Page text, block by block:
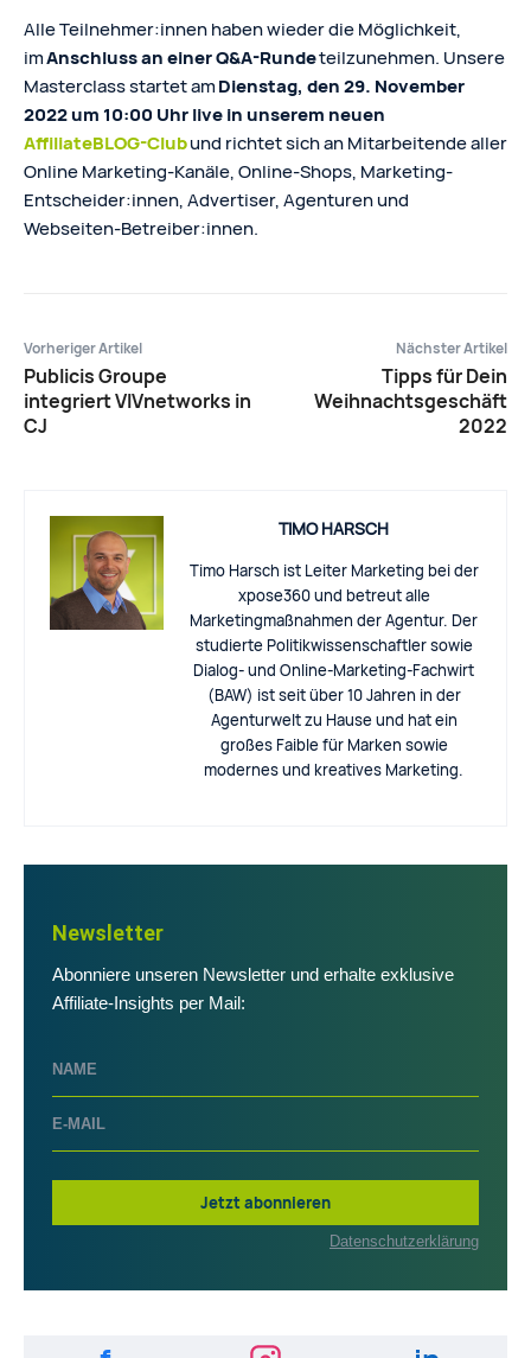
Alle Teilnehmer:innen haben wieder die Möglichkeit,
imAnschluss an einer Q&A-Rundeteilzunehmen. Unsere
Masterclass startet amDienstag, den 29. November
2022 um 10:00 Uhr live in unserem neuen
AffiliateBLOG-Clubund richtet sich an Mitarbeitende aller
Online Marketing-Kanäle, Online-Shops, Marketing-
Entscheider:innen, Advertiser, Agenturen und
Webseiten-Betreiber:innen.
Vorheriger Artikel
Publicis Groupe
integriert VIVnetworks in
CJ
Nächster Artikel
Tipps für Dein
Weihnachtsgeschäft
2022
TIMO HARSCH
Timo Harsch ist Leiter Marketing bei der
xpose360 und betreut alle
Marketingmaßnahmen der Agentur. Der
studierte Politikwissenschaftler sowie
Dialog- und Online-Marketing-Fachwirt
(BAW) ist seit über 10 Jahren in der
Agenturwelt zu Hause und hat ein
großes Faible für Marken sowie
modernes und kreatives Marketing.
Newsletter
Abonniere unseren Newsletter und erhalte exklusive
Affiliate-Insights per Mail:
Jetzt abonnieren
Datenschutzerklärung